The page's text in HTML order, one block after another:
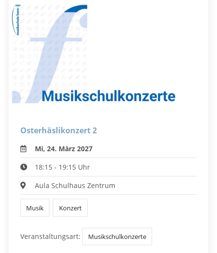
Osterhäslikonzert 2
Mi, 24. März 2027
18:15 - 19:15 Uhr
Aula Schulhaus Zentrum
Musik Konzert
Veranstaltungsart: Musikschulkonzerte